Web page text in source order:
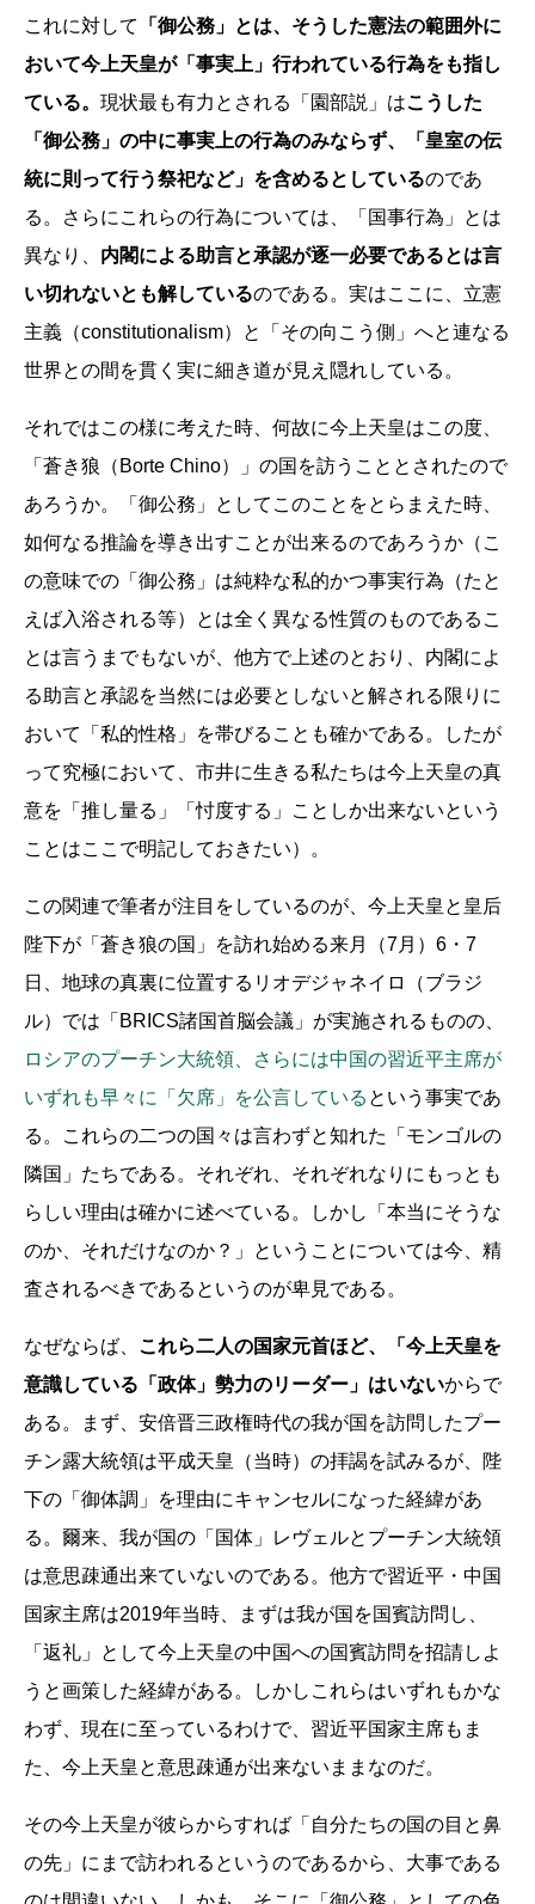
これに対して
「御公務」とは、そうした憲法の範囲外に
おいて今上天皇が「事実上」行われている行為をも指し
ている。 現状最も有力とされる「園部説」はこうした
「御公務」の中に事実上の行為のみならず、「皇室の伝
統に則って行う祭祀など」を含めるとしているのであ
る。さらにこれらの行為については、「国事行為」とは
異なり、 内閣による助言と承認が逐一必要であるとは言
い切れないとも解しているのである。実はここに、立憲
主義（constitutionalism）と「その向こう側」へと連なる
世界との間を貫く実に細き道が見え隠れしている。
それではこの様に考えた時、何故に今上天皇はこの度、
「蒼き狼（Borte Chino）」の国を訪うこととされたので
あろうか。「御公務」としてこのことをとらまえた時、
如何なる推論を導き出すことが出来るのであろうか（こ
の意味での「御公務」は純粋な私的かつ事実行為（たと
えば入浴される等）とは全く異なる性質のものであるこ
とは言うまでもないが、他方で上述のとおり、内閣によ
る助言と承認を当然には必要としないと解される限りに
おいて「私的性格」を帯びることも確かである。したが
って究極において、市井に生きる私たちは今上天皇の真
意を「推し量る」「忖度する」ことしか出来ないという
ことはここで明記しておきたい）。
この関連で筆者が注目をしているのが、今上天皇と皇后
陛下が「蒼き狼の国」を訪れ始める来月（7月）6・7
日、地球の真裏に位置するリオデジャネイロ（ブラジ
ル）では「BRICS諸国首脳会議」が実施されるものの、
ロシアのプーチン大統領、さらには中国の習近平主席が
いずれも早々に「欠席」を公言している という事実であ
る。これらの二つの国々は言わずと知れた「モンゴルの
隣国」たちである。それぞれ、それぞれなりにもっとも
らしい理由は確かに述べている。しかし「本当にそうな
のか、それだけなのか？」ということについては今、精
査されるべきであるというのが卑見である。
なぜならば、 これら二人の国家元首ほど、「今上天皇を
意識している「政体」勢力のリーダー」はいないからで
ある。まず、安倍晋三政権時代の我が国を訪問したプー
チン露大統領は平成天皇（当時）の拝謁を試みるが、陛
下の「御体調」を理由にキャンセルになった経緯があ
る。爾来、我が国の「国体」レヴェルとプーチン大統領
は意思疎通出来ていないのである。他方で習近平・中国
国家主席は2019年当時、まずは我が国を国賓訪問し、
「返礼」として今上天皇の中国への国賓訪問を招請しよ
うと画策した経緯がある。しかしこれらはいずれもかな
わず、現在に至っているわけで、習近平国家主席もま
た、今上天皇と意思疎通が出来ないままなのだ。
その今上天皇が彼らからすれば「自分たちの国の目と鼻
の先」にまで訪われるというのであるから、大事である